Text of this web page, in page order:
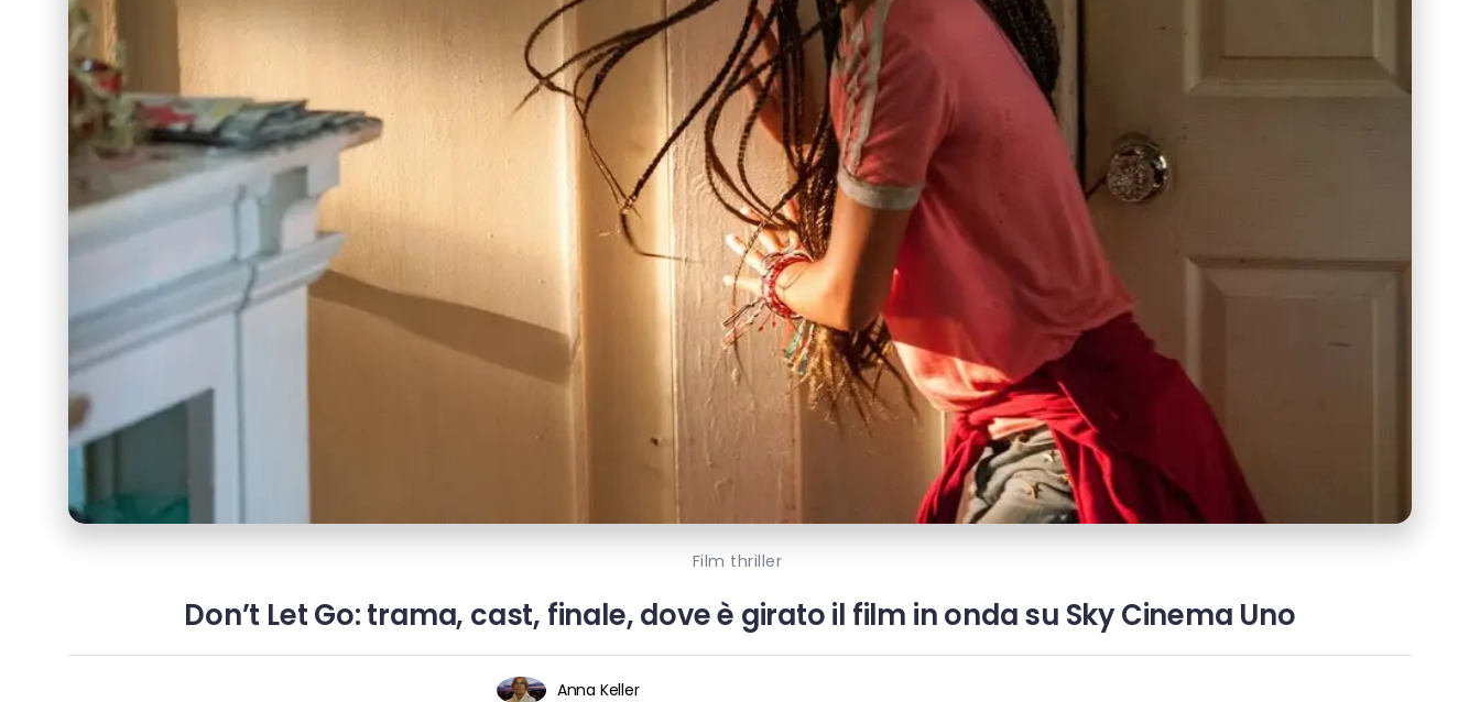
Film thriller
Don’t Let Go: trama, cast, finale, dove è girato il film in onda su Sky Cinema Uno
Anna Keller